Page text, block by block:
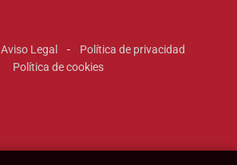
Aviso Legal - Política de privacidad
Política de cookies